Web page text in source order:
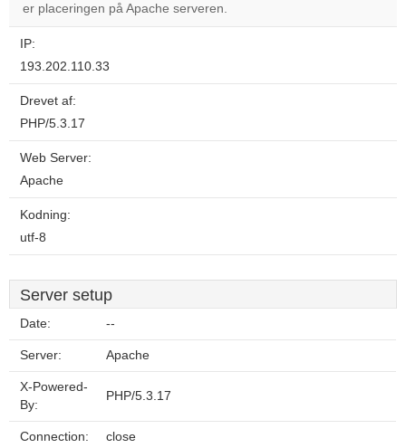
er placeringen på Apache serveren.
IP:
193.202.110.33
Drevet af:
PHP/5.3.17
Web Server:
Apache
Kodning:
utf-8
Server setup
Date: --
Server: Apache
X-Powered-
By:
PHP/5.3.17
Connection: close